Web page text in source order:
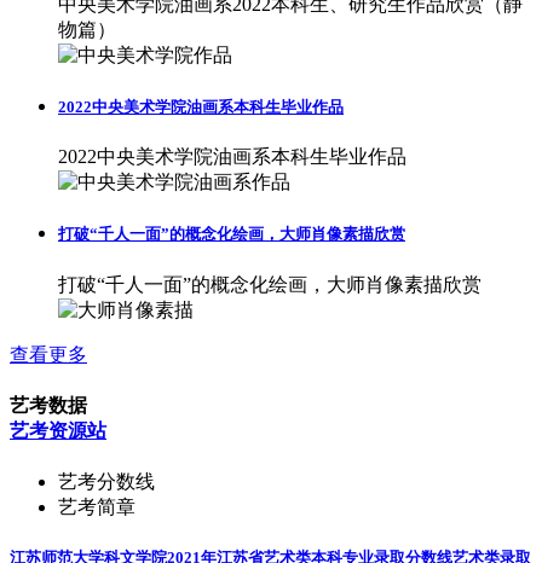
物篇）
2022中央美术学院油画系本科生毕业作品
2022中央美术学院油画系本科生毕业作品
打破“千人一面”的概念化绘画，大师肖像素描欣赏
打破“千人一面”的概念化绘画，大师肖像素描欣赏
查看更多
艺考数据
艺考资源站
艺考分数线
艺考简章
江苏师范大学科文学院2021年江苏省艺术类本科专业录取分数线艺术类录取